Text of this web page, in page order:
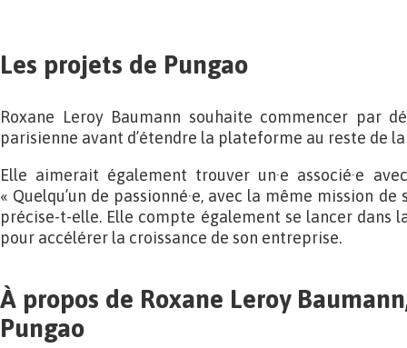
Les projets de Pungao
Roxane Leroy Baumann souhaite commencer par
parisienne avant d’étendre la plateforme au reste de la
Elle aimerait également trouver un·e associé·e
« Quelqu’un de passionné·e, avec la même mission
précise-t-elle. Elle compte également se lancer dans
pour accélérer la croissance de son entreprise.
À propos de Roxane Leroy
Pungao